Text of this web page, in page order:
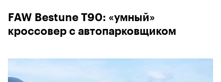
FAW Bestune T90: «умный»
кроссовер с автопарковщиком